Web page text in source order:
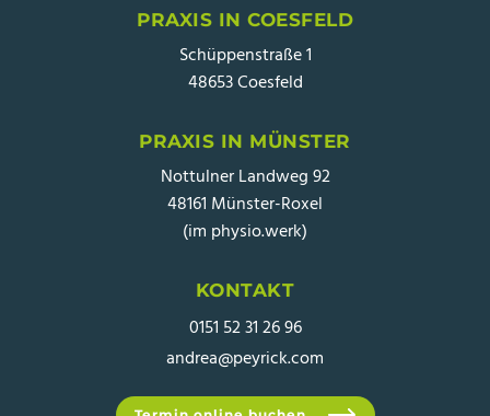
PRAXIS IN COESFELD
Schüppenstraße 1
48653 Coesfeld
PRAXIS IN MÜNSTER
Nottulner Landweg 92
48161 Münster-Roxel
(im physio.werk)
KONTAKT
0151 52 31 26 96
andrea@peyrick.com